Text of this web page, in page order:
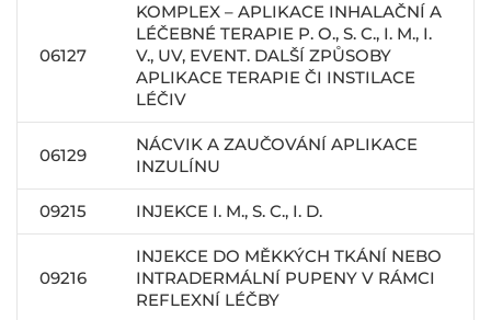
06127
KOMPLEX – APLIKACE INHALAČNÍ A
LÉČEBNÉ TERAPIE P. O., S. C., I. M., I.
V., UV, EVENT. DALŠÍ ZPŮSOBY
APLIKACE TERAPIE ČI INSTILACE
LÉČIV
06129
NÁCVIK A ZAUČOVÁNÍ APLIKACE
INZULÍNU
09215 INJEKCE I. M., S. C., I. D.
09216
INJEKCE DO MĚKKÝCH TKÁNÍ NEBO
INTRADERMÁLNÍ PUPENY V RÁMCI
REFLEXNÍ LÉČBY